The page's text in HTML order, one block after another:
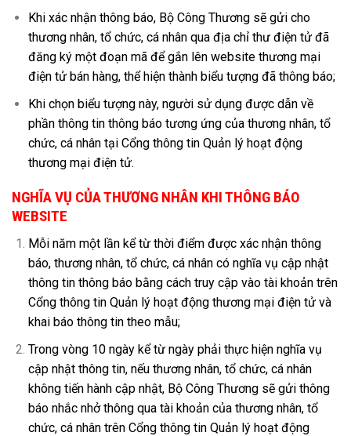
Khi xác nhận thông báo, Bộ Công Thương sẽ gửi cho
thương nhân, tổ chức, cá nhân qua địa chỉ thư điện tử đã
đăng ký một đoạn mã để gắn lên website thương mại
điện tử bán hàng, thể hiện thành biểu tượng đã thông báo;
Khi chọn biểu tượng này, người sử dụng được dẫn về
phần thông tin thông báo tương ứng của thương nhân, tổ
chức, cá nhân tại Cổng thông tin Quản lý hoạt động
thương mại điện tử.
NGHĨA VỤ CỦA THƯƠNG NHÂN KHI THÔNG BÁO
WEBSITE
Mỗi năm một lần kể từ thời điểm được xác nhận thông
báo, thương nhân, tổ chức, cá nhân có nghĩa vụ cập nhật
thông tin thông báo bằng cách truy cập vào tài khoản trên
Cổng thông tin Quản lý hoạt động thương mại điện tử và
khai báo thông tin theo mẫu;
Trong vòng 10 ngày kể từ ngày phải thực hiện nghĩa vụ
cập nhật thông tin, nếu thương nhân, tổ chức, cá nhân
không tiến hành cập nhật, Bộ Công Thương sẽ gửi thông
báo nhắc nhở thông qua tài khoản của thương nhân, tổ
chức, cá nhân trên Cổng thông tin Quản lý hoạt động